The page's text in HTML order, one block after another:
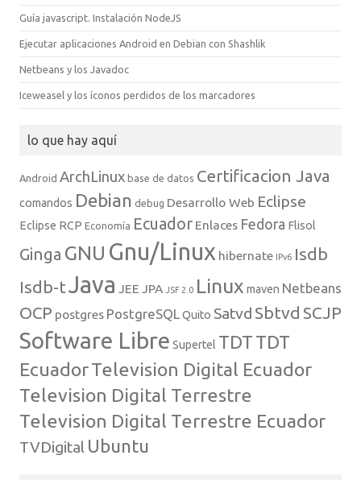
Guía javascript. Instalación NodeJS
Ejecutar aplicaciones Android en Debian con Shashlik
Netbeans y los Javadoc
Iceweasel y los íconos perdidos de los marcadores
lo que hay aquí
Android ArchLinux base de datos Certificacion Java
comandos Debian debug Desarrollo Web Eclipse
Eclipse RCP Economía Ecuador Enlaces Fedora Flisol
Ginga GNU Gnu/Linux hibernate IPv6 Isdb
Isdb-tJava JEE JPA JSF 2.0 Linux maven Netbeans
OCP postgres PostgreSQLQuito Satvd Sbtvd SCJP
Software Libre Supertel TDT TDT
EcuadorTelevision Digital Ecuador
Television Digital Terrestre
Television Digital Terrestre Ecuador
TVDigital Ubuntu